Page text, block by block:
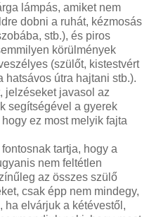
lámpás, amiket nem
dobni a ruhát, kézmosás
stb.), és piros
körülmények
(szülőt, kistestvért
hatsávos útra hajtani stb.).
jelzéseket javasol az
segítségével a gyerek
ez most melyik fajta
tartja, hogy a
nem feltétlen
az összes szülő
csak épp nem mindegy,
ha elvárjuk a kétévestől,